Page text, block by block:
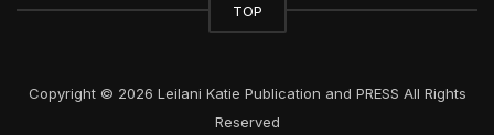
TOP
Copyright © 2026 Leilani Katie Publication and PRESS All Rights
Reserved